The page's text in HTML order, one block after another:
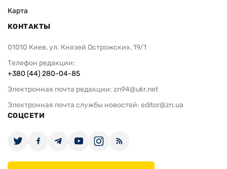
Карта
КОНТАКТЫ
01010 Киев, ул. Князей Острожских, 19/1
Телефон редакции:
+380 (44) 280-04-85
Электронная почта редакции: zn94@ukr.net
Электронная почта службы новостей: editor@zn.ua
СОЦСЕТИ